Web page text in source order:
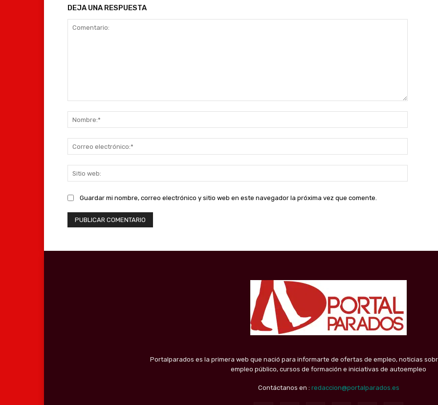
DEJA UNA RESPUESTA
web:
Guardar mi nombre, correo electrónico y sitio web en este navegador la próxima vez que comente.
Portalparados es la primera web que nació para informarte de ofertas de empleo, noticias
empleo público, cursos de formación e iniciativas de autoempleo
Contáctanos en : redaccion@portalparados.es